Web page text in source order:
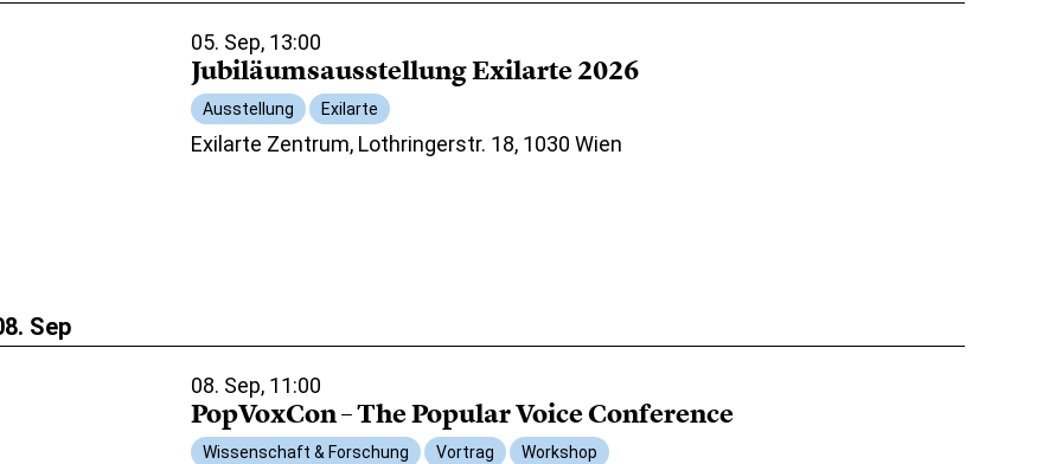
05. Sep, 13:00
Jubiläumsausstellung Exilarte 2026
Ausstellung Exilarte
Exilarte Zentrum, Lothringerstr. 18, 1030 Wien
Sep
08. Sep, 11:00
PopVoxCon – The Popular Voice Conference
Wissenschaft & Forschung Vortrag Workshop